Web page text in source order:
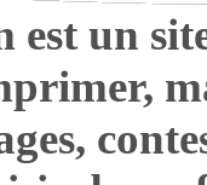
est un